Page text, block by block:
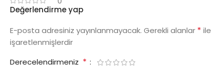
Değerlendirme yap
E-posta adresiniz yayınlanmayacak. Gerekli alanlar * ile
işaretlenmişlerdir
Derecelendirmeniz *